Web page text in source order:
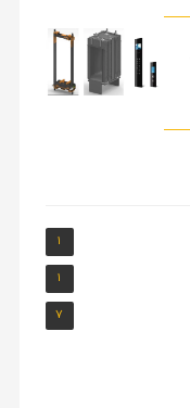
۱
۱
۷